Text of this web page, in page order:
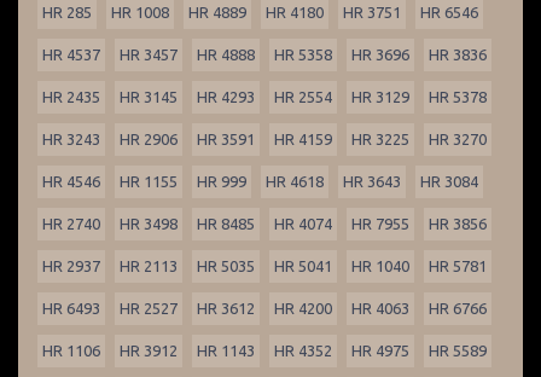
HR 285 HR 1008 HR 4889 HR 4180 HR 3751 HR 6546
HR 4537 HR 3457 HR 4888 HR 5358 HR 3696 HR 3836
HR 2435 HR 3145 HR 4293 HR 2554 HR 3129 HR 5378
HR 3243 HR 2906 HR 3591 HR 4159 HR 3225 HR 3270
HR 4546 HR 1155 HR 999 HR 4618 HR 3643 HR 3084
HR 2740 HR 3498 HR 8485 HR 4074 HR 7955 HR 3856
HR 2937 HR 2113 HR 5035 HR 5041 HR 1040 HR 5781
HR 6493 HR 2527 HR 3612 HR 4200 HR 4063 HR 6766
HR 1106 HR 3912 HR 1143 HR 4352 HR 4975 HR 5589